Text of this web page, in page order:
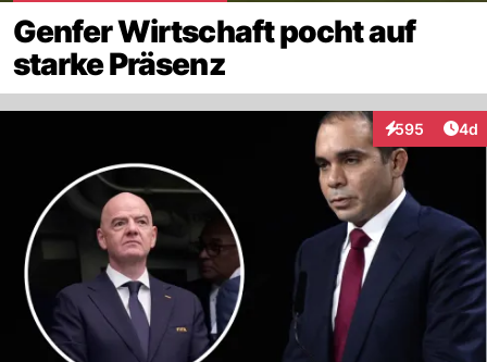
Genfer Wirtschaft pocht auf
starke Präsenz
595
Interaktionen
4d